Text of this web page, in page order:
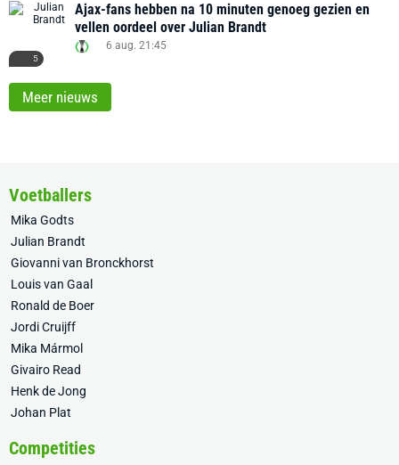
5
Ajax-fans hebben na 10 minuten genoeg gezien en
vellen oordeel over Julian Brandt
6 aug. 21:45
Meer nieuws
Voetballers
Mika Godts
Julian Brandt
Giovanni van Bronckhorst
Louis van Gaal
Ronald de Boer
Jordi Cruijff
Mika Mármol
Givairo Read
Henk de Jong
Johan Plat
Competities